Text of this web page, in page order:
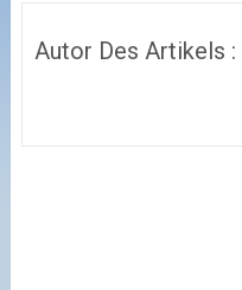
Autor Des Artikels :